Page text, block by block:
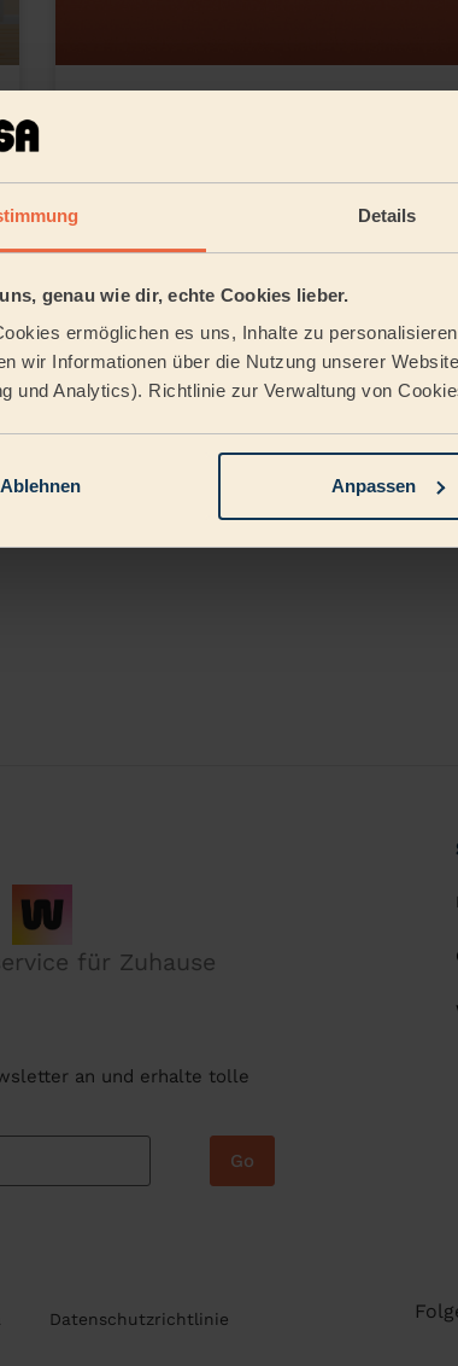
Details
genau wie dir, echte Cookies lieber.
ermöglichen es uns, Inhalte zu
wir Informationen über die Nutzung unserer
und Analytics). Richtlinie zur Verwaltung von
Ablehnen Anpassen
dir zu Hause
eigenen vier Wände zu lassen, ist
Vertrauenssache. Du willst keine
anonyme Plattform, sondern jemanden,
für Zuhause
an und erhalte tolle
Go
Datenschutzrichtlinie